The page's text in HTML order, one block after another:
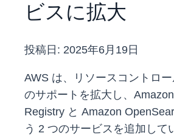
ビスに拡大
投稿日: 2025年6月19日
AWS は、リソースコントロ
のサポートを拡大し、
Registry と Amazon
う 2 つのサービスを追加して